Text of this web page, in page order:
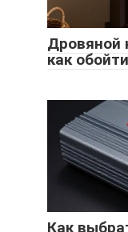
Дровяной
как
Как